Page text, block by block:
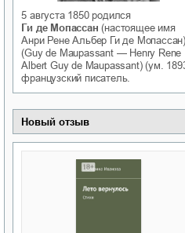
Белая ворона на
Теней
Оксана
5 августа 1850 родился
Ги де Мопассан (настоящее имя
Анри Рене Альбер Ги де Мопассан)
(Guy de Maupassant — Henry Rene
Albert Guy de Maupassant) (ум.
французский писатель.
Новый отзыв